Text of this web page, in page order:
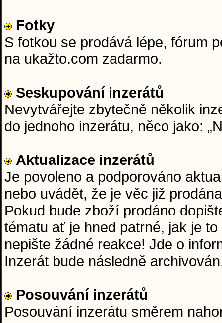
Fotky
S fotkou se prodává lépe, fórum
na ukažto.com zadarmo.
Seskupování inzerátů
Nevytvářejte zbytečně několik
do jednoho inzerátu, něco jako:
Aktualizace inzerátů
Je povoleno a podporováno
nebo uvádět, že je věc již
Pokud bude zboží prodáno
tématu ať je hned patrné, jak je
nepište žádné reakce! Jde o
Inzerát bude následně
Posouvání inzerátů
Posouvání inzerátu směrem